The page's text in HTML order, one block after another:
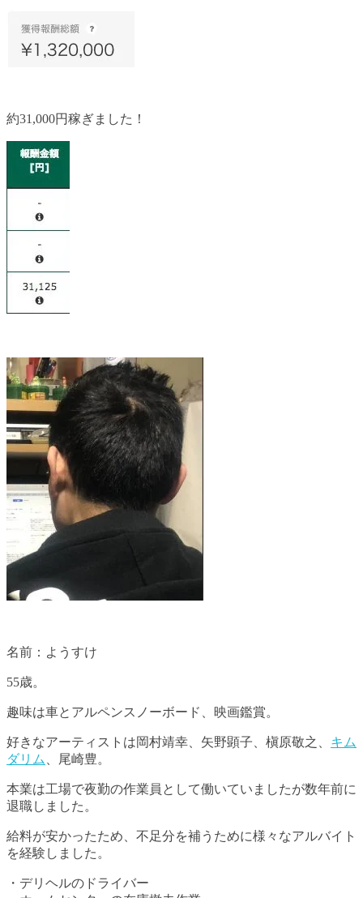
約31,000円稼ぎました！
名前：ようすけ
55歳。
趣味は車とアルペンスノーボード、映画鑑賞。
好きなアーティストは岡村靖幸、矢野顕子、槇原敬之、 キム
ダリム
、尾崎豊。
本業は工場で夜勤の作業員として働いていましたが数年前に
退職しました。
給料が安かったため、不足分を補うために様々なアルバイト
を経験しました。
・デリヘルのドライバー